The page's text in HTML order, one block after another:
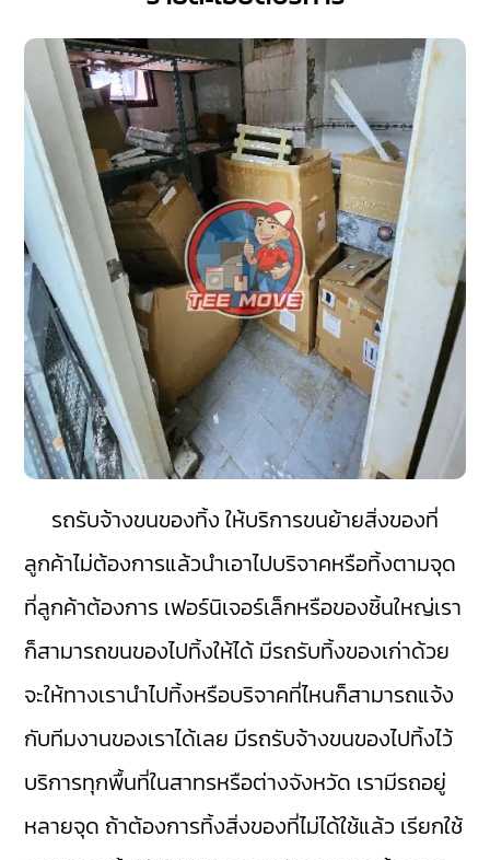
รถรับจ้างขนของทิ้ง ให้บริการขนย้ายสิ่งของที่
ลูกค้าไม่ต้องการแล้วนำเอาไปบริจาคหรือทิ้งตามจุด
ที่ลูกค้าต้องการ เฟอร์นิเจอร์เล็กหรือของชิ้นใหญ่เรา
ก็สามารถขนของไปทิ้งให้ได้ มีรถรับทิ้งของเก่าด้วย
จะให้ทางเรานำไปทิ้งหรือบริจาคที่ไหนก็สามารถแจ้ง
กับทีมงานของเราได้เลย มีรถรับจ้างขนของไปทิ้งไว้
บริการทุกพื้นที่ในสาทรหรือต่างจังหวัด เรามีรถอยู่
หลายจุด ถ้าต้องการทิ้งสิ่งของที่ไม่ได้ใช้แล้ว เรียกใช้